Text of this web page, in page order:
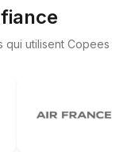
qui utilisent Copees